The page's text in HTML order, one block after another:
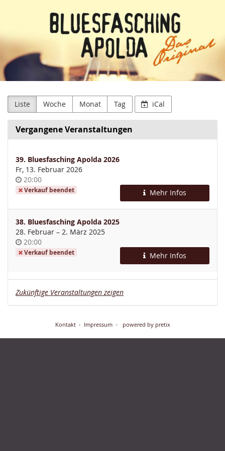
springen
Lindwurm
Faschingsclub
Apolda
e.V.
Liste Woche Monat Tag iCal
Vergangene Veranstaltungen
39. Bluesfasching Apolda 2026
Fr, 13. Februar 2026
Uhrzeit
20:00
Verkauf beendet Mehr Infos
38. Bluesfasching Apolda 2025
28. Februar –bis
2. März 2025
Uhrzeit
20:00
Verkauf beendet Mehr Infos
Zukünftige Veranstaltungen zeigen
Kontakt Impressum powered by pretix